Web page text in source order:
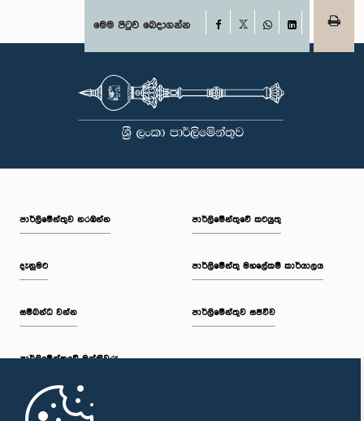
මෙම පිටුව බෙදාගන්න Facebook
පාර්ලි‌මේන්තුව නරඹන්න
දැනුමට
සම්බන්ධ වන්න
පාර්ලි‌මේන්තුවේ මන්ත්‍රීවරු
මුල් පිටුව
පාර්ලිමේන්තුවේ කටයුතු
පාර්ලිමේන්තු මහලේකම් කාර්යාලය
පාර්ලිමේන්තුව සජීවීව